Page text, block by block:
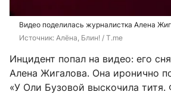
Видео поделилась журналистка Алена
Источник: Алёна, Блин! / T.me
Инцидент попал на видео: его
Алена Жигалова. Она иронично
«У Оли Бузовой выскочила